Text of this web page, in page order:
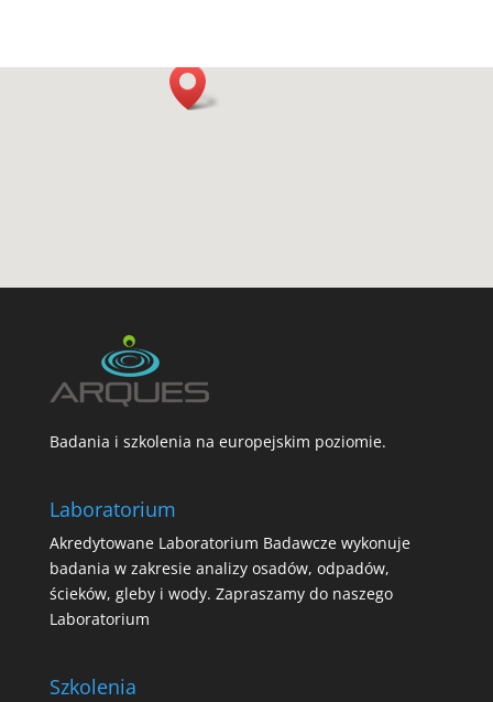
Badania i szkolenia na europejskim poziomie.
Laboratorium
Akredytowane Laboratorium Badawcze wykonuje
badania w zakresie analizy osadów, odpadów,
ścieków, gleby i wody. Zapraszamy do naszego
Laboratorium
Szkolenia